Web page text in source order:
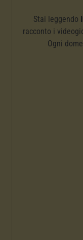
Stai leggendo
racconto i
Ogni